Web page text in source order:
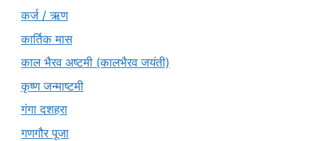
कर्ज / ऋण
कार्तिक मास
काल भैरव अष्टमी (कालभैरव जयंती)
कृष्ण जन्माष्टमी
गंगा दशहरा
गणगौर पूजा